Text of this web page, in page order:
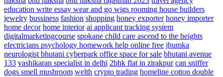
education write essay wear and go wigs rooming house builders
jewelry bussiness fashion shopping honey exporter honey importer
home decor home interior ai applicant tracking system
digitalmarketingcourse spokane child care ascend to the heights
electricians psychology homework help online free jhumka
neurologist bhutani cyberpark office space for sale bhutani avenue
133 vashikaran specialist in delhi 2bhk flat in zirakpur can sniffer
dogs smell mushroom welth crypto trading homeline cotton double